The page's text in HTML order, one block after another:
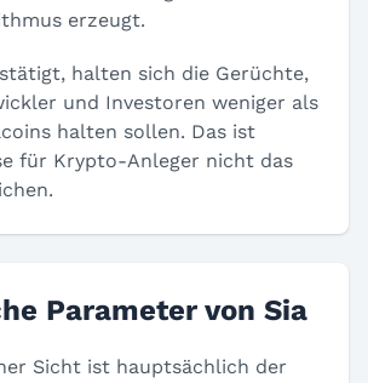
erzeugt.
halten sich die Gerüchte,
und Investoren weniger als
halten sollen. Das ist
für Krypto-Anleger nicht das
Parameter von Sia
Sicht ist hauptsächlich der